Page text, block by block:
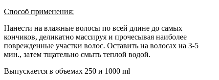
Способ применения:
Нанести на влажные волосы по всей длине до самых
кончиков, деликатно массируя и прочесывая наиболее
поврежденные участки волос. Оставить на волосах на 3-5
мин., затем тщательно смыть теплой водой.
Выпускается в объемах 250 и 1000 ml